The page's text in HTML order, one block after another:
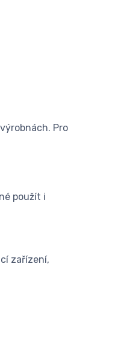
Pro
použít i
zařízení,